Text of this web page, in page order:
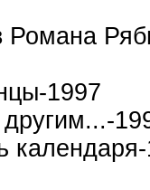
Романа
1997